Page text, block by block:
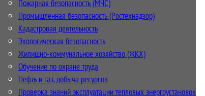
Пожарная безопасность (МЧС)
Промышленная безопасность (Ростехнадзор)
Кадастровая деятельность
Экологическая безопасность
Жилищно-коммунальное хозяйство (ЖКХ)
Обучение по охране труда
Нефть и газ, добыча ресурсов
Проверка знаний эксплуатации тепловых энергоустановок